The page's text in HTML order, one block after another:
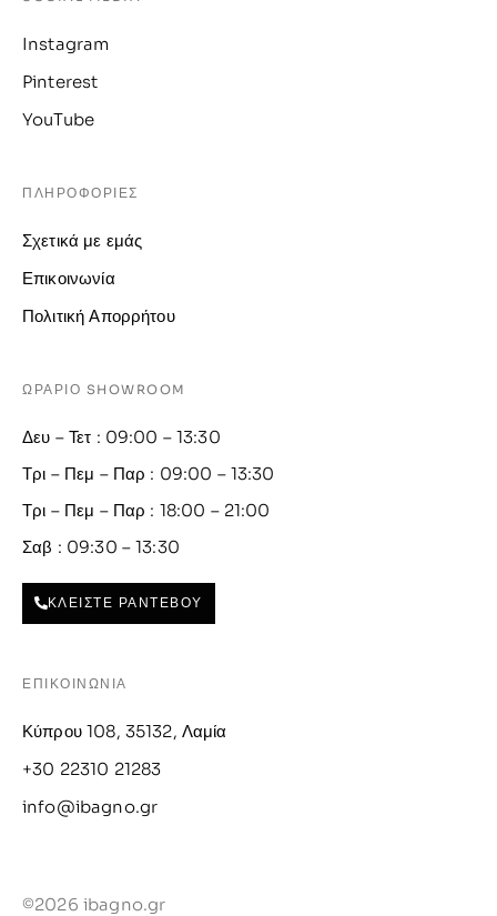
Instagram
Pinterest
YouTube
ΠΛΗΡΟΦΟΡΙΕΣ
Σχετικά με εμάς
Επικοινωνία
Πολιτική Απορρήτου
ΩΡΑΡΙΟ SHOWROOM
Δευ – Τετ : 09:00 – 13:30
Τρι – Πεμ – Παρ : 09:00 – 13:30
Τρι – Πεμ – Παρ : 18:00 – 21:00
Σαβ : 09:30 – 13:30
ΚΛΕΙΣΤΕ ΡΑΝΤΕΒΟΥ
ΕΠΙΚΟΙΝΩΝΙΑ
Κύπρου 108, 35132, Λαμία
+30 22310 21283
info@ibagno.gr
©2026 ibagno.gr